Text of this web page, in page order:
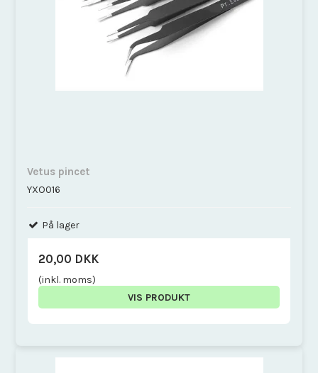
Vetus pincet
YXO016
På lager
20,00 DKK
(inkl. moms)
VIS PRODUKT